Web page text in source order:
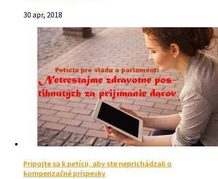
30 apr, 2018
Pripojte sa k petícii, aby ste neprichádzali o
kompenzačné príspevky